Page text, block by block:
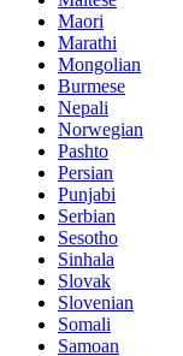
Maori
Marathi
Mongolian
Burmese
Nepali
Norwegian
Pashto
Persian
Punjabi
Serbian
Sesotho
Sinhala
Slovak
Slovenian
Somali
Samoan